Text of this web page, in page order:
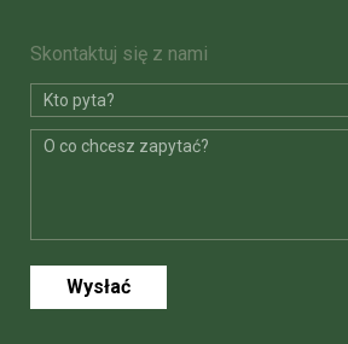
Skontaktuj się z nami
Wysłać